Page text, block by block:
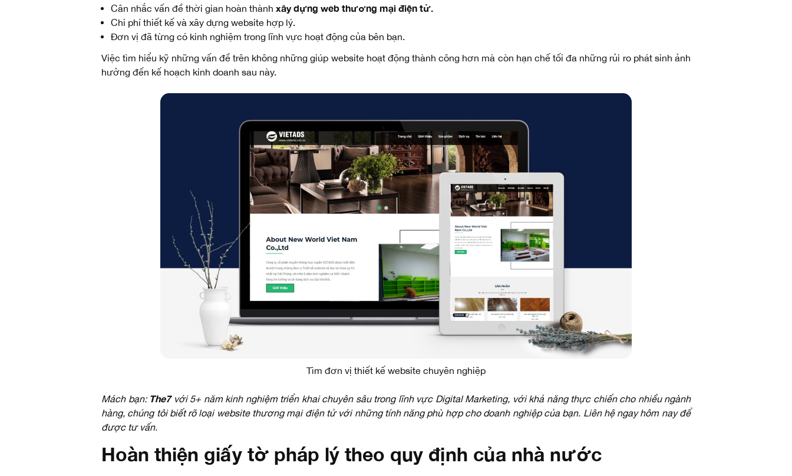
Cân nhắc vấn đề thời gian hoàn thành xây dựng web thương mại điện tử.
Chi phí thiết kế và xây dựng website hợp lý.
Đơn vị đã từng có kinh nghiệm trong lĩnh vực hoạt động của bên bạn.
Việc tìm hiểu kỹ những vấn đề trên không những giúp website hoạt động thành công hơn mà còn hạn chế tối đa những rủi ro phát sinh ảnh
hưởng đến kế hoạch kinh doanh sau này.
Tìm đơn vị thiết kế website chuyên nghiệp
Mách bạn: The7với 5+ năm kinh nghiệm triển khai chuyên sâu trong lĩnh vực Digital Marketing, với khả năng thực chiến cho nhiều ngành
hàng, chúng tôi biết rõ loại website thương mại điện tử với những tính năng phù hợp cho doanh nghiệp của bạn. Liên hệ ngay hôm nay để
được tư vấn.
Hoàn thiện giấy tờ pháp lý theo quy định của nhà nước